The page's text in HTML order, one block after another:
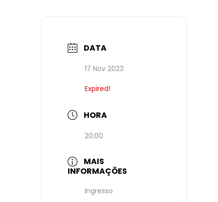
DATA
17 Nov 2023
Expired!
HORA
20:00
MAIS
INFORMAÇÕES
Ingresso